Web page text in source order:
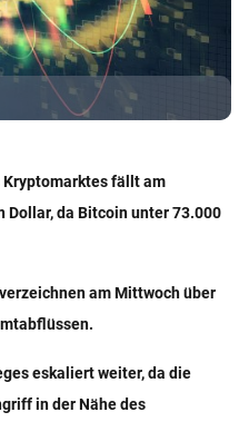
fällt am
Dollar, da Bitcoin unter 73.000
am Mittwoch über
eskaliert weiter, da die
in der Nähe des